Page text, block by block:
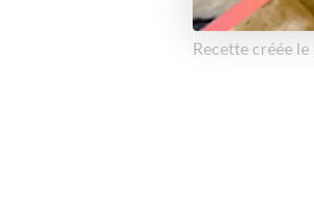
Recette créée